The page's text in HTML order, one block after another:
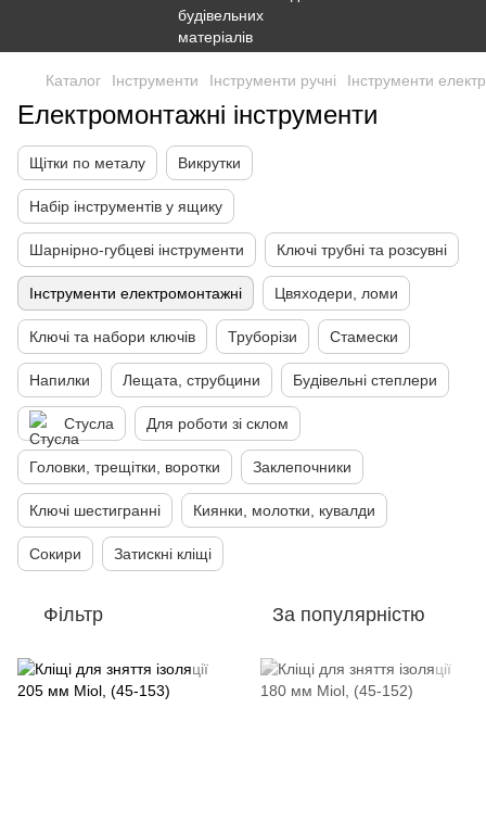
Каталог Інструменти Інструменти ручні Інструменти
Електромонтажні інструменти
Щітки по металу Викрутки
Набір інструментів у ящику
Шарнірно-губцеві інструменти Ключі трубні та розсувні
Інструменти електромонтажні Цвяходери, ломи
Ключі та набори ключів Труборізи Стамески
Напилки Лещата, струбцини Будівельні степлери
Стусла Для роботи зі склом
Головки, трещітки, воротки Заклепочники
Ключі шестигранні Киянки, молотки, кувалди
Сокири Затискні кліщі
Фільтр За популярністю